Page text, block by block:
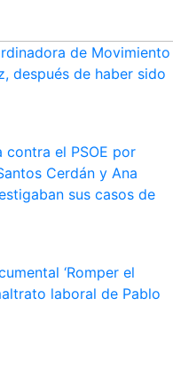
de Movimiento
después de haber sido
contra el PSOE por
Cerdán y Ana
sus casos de
‘Romper el
laboral de Pablo